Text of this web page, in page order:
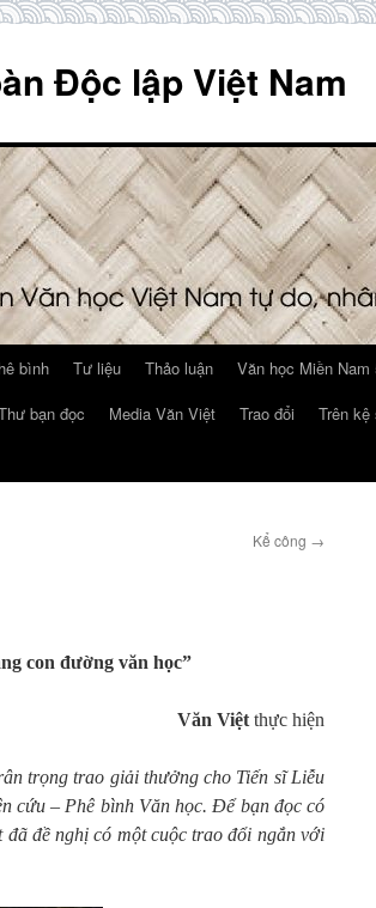
Độc lập Việt Nam
bình Tư liệu Thảo luận Văn học Miền Nam
bạn đọc Media Văn Việt Trao đổi Trên kệ
Kể công →
con đường văn học”
Văn Việt thực hiện
trọng trao giải thưởng cho Tiến sĩ Liễu
cứu – Phê bình Văn học. Để bạn đọc có
đã đề nghị có một cuộc trao đổi ngắn với